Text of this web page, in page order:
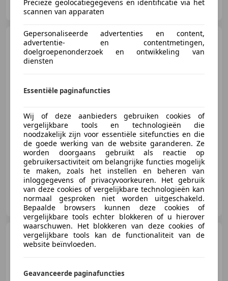
NL-5324 JX AMMERZODEN
Citroen C3 VTi 120 Exclusive
Automaat Lichtmetaal |
Panorama
01/2011 119.052 km Benzine
88 kW (120 PK)
Autobedrijf Van Schie | Citroën
NL-2691 BM `S-GRAVENZANDE
Citroen C31.2 PT S&S
Precieze geolocatiegegevens en identificatie via het
scannen van apparaten
Gepersonaliseerde advertenties en content,
advertentie- en contentmetingen,
doelgroepenonderzoek en ontwikkeling van
diensten
Essentiële paginafuncties
Wij of deze aanbieders gebruiken cookies of
vergelijkbare tools en technologieën die
noodzakelijk zijn voor essentiële sitefuncties en die
de goede werking van de website garanderen. Ze
worden doorgaans gebruikt als reactie op
gebruikersactiviteit om belangrijke functies mogelijk
te maken, zoals het instellen en beheren van
inloggegevens of privacyvoorkeuren. Het gebruik
van deze cookies of vergelijkbare technologieën kan
normaal gesproken niet worden uitgeschakeld.
Bepaalde browsers kunnen deze cookies of
vergelijkbare tools echter blokkeren of u hierover
waarschuwen. Het blokkeren van deze cookies of
vergelijkbare tools kan de functionaliteit van de
website beïnvloeden.
Geavanceerde paginafuncties